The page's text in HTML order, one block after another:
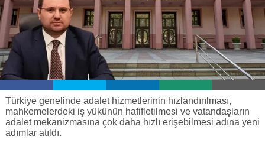
Türkiye genelinde adalet hizmetlerinin hızlandırılması,
mahkemelerdeki iş yükünün hafifletilmesi ve vatandaşların
adalet mekanizmasına çok daha hızlı erişebilmesi adına yeni
adımlar atıldı.